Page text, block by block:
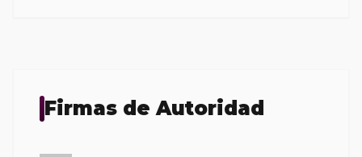
Firmas de Autoridad